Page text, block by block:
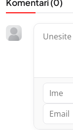
Komentari (0)